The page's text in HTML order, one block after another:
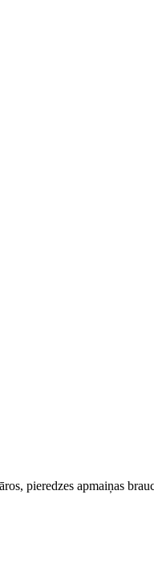
pieredzes apmaiņas